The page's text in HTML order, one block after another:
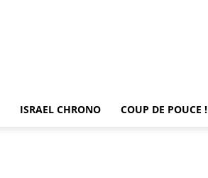
ISRAEL CHRONO COUP DE POUCE !